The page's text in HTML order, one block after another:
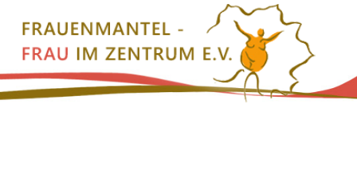
Inhalt
springen